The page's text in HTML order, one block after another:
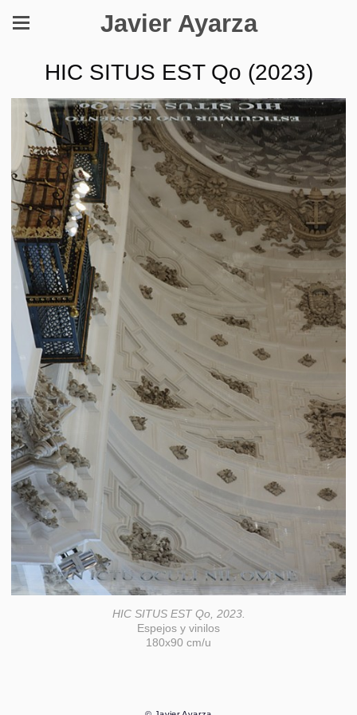
Javier Ayarza
HIC SITUS EST Qo (2023)
HIC SITUS EST Qo, 2023.
Espejos y vinilos
180x90 cm/u